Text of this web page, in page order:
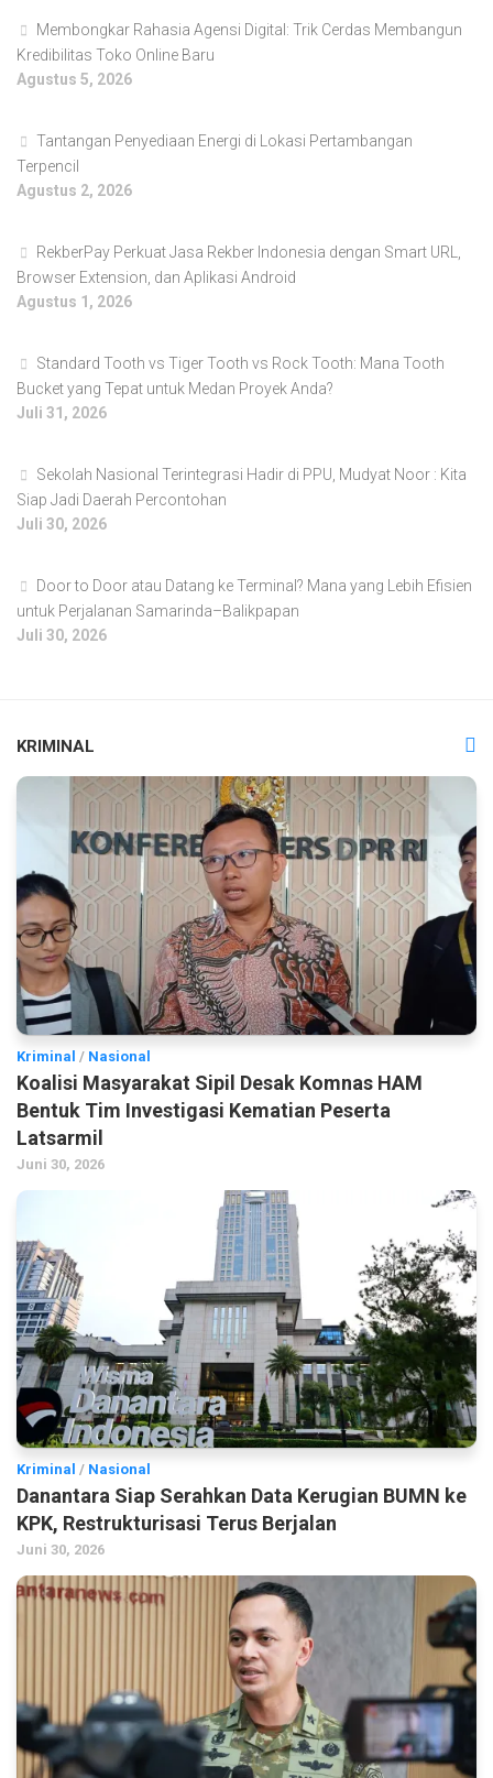
Membongkar Rahasia Agensi Digital: Trik Cerdas Membangun
Kredibilitas Toko Online Baru
Agustus 5, 2026
Tantangan Penyediaan Energi di Lokasi Pertambangan
Terpencil
Agustus 2, 2026
RekberPay Perkuat Jasa Rekber Indonesia dengan Smart URL,
Browser Extension, dan Aplikasi Android
Agustus 1, 2026
Standard Tooth vs Tiger Tooth vs Rock Tooth: Mana Tooth
Bucket yang Tepat untuk Medan Proyek Anda?
Juli 31, 2026
Sekolah Nasional Terintegrasi Hadir di PPU, Mudyat Noor : Kita
Siap Jadi Daerah Percontohan
Juli 30, 2026
Door to Door atau Datang ke Terminal? Mana yang Lebih Efisien
untuk Perjalanan Samarinda–Balikpapan
Juli 30, 2026
KRIMINAL
Kriminal / Nasional
Koalisi Masyarakat Sipil Desak Komnas HAM
Bentuk Tim Investigasi Kematian Peserta
Latsarmil
Juni 30, 2026
Kriminal / Nasional
Danantara Siap Serahkan Data Kerugian BUMN ke
KPK, Restrukturisasi Terus Berjalan
Juni 30, 2026